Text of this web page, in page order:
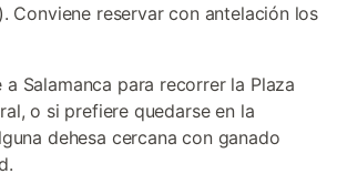
Conviene reservar con antelación los
a Salamanca para recorrer la Plaza
o si prefiere quedarse en la
dehesa cercana con ganado